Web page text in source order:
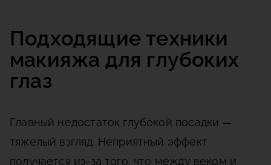
Подходящие техники
макияжа для глубоких
глаз
Главный недостаток глубокой посадки —
тяжелый взгляд. Неприятный эффект
получается из-за того, что между веком и